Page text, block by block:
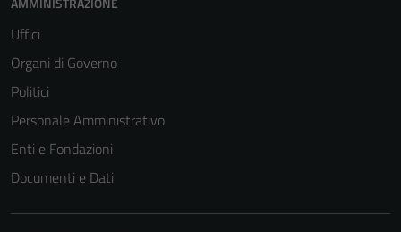
Uffici
Organi di Governo
Politici
Personale Amministrativo
Enti e Fondazioni
Documenti e Dati